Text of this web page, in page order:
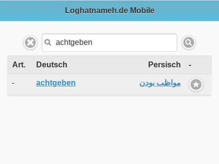
Loghatnameh.de Mobile
Art. Deutsch Persisch -
- achtgeben مواظب بودن